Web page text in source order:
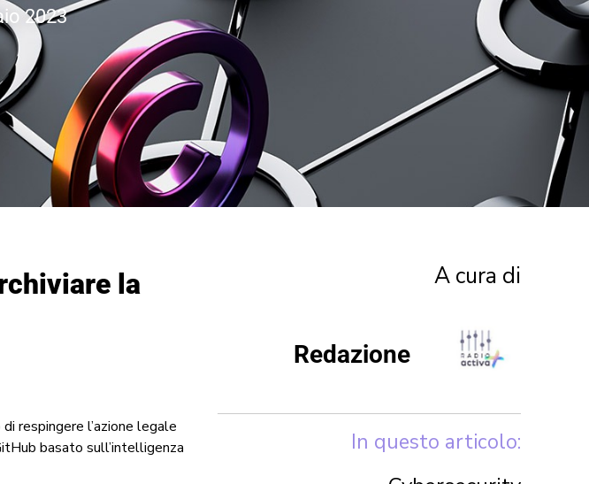
2023
la
respingere l’azione legale
basato sull’intelligenza
A cura di
Redazione
In questo articolo: